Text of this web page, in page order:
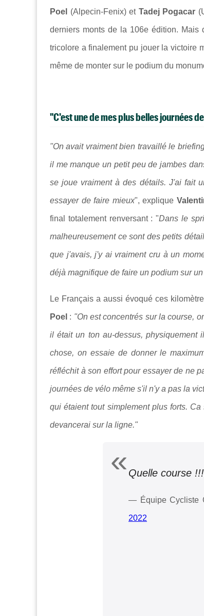
Poel (Alpecin-Fenix) et Tadej Pogacar
derniers monts de la 106e édition. Mais
tricolore a finalement pu jouer la victoire
même de monter sur le podium du
"C'est une de mes plus belles journées
"On avait vraiment bien travaillé le
il me manque un petit peu de jambes
se joue vraiment à des détails. J'ai fait
essayer de faire mieux", explique
final totalement renversant : "Dans le
malheureusement ce sont des petits
que j'avais, j'y ai vraiment cru à un
déjà magnifique de faire un podium sur
Le Français a aussi évoqué ces
Poel : "On est concentrés sur la course,
il était un ton au-dessus, physiquement
chose, on essaie de donner le
réfléchit à son effort pour essayer de ne
journées de vélo même s'il n'y a pas la
qui étaient tout simplement plus forts.
devancerai sur la ligne."
Quelle course
— Équipe Cycliste
2022